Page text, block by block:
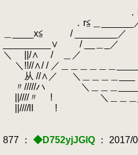
．r≦|＿＿| `
．r≦＿
＿____x≦ /
＼ ||/∧ /
＼!!//∧/ / ／＿＿＿＿
从 //∧／ ＼＿＿＿
〃/////ハ ＼＿＿＿
||////〃 ! ＼＿＿＿
||////ll !
877 ： ◆D752yjJGlQ ： 2017/